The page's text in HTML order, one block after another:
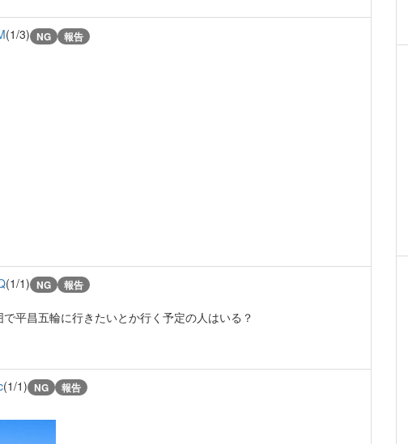
(1/3) NG 報告
(1/1) NG 報告
平昌五輪に行きたいとか行く予定の人はいる？
(1/1) NG 報告